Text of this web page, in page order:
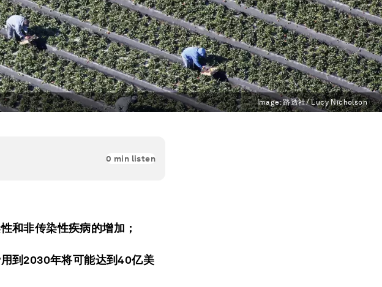
Image:路透社/ Lucy Nicholson
0 min listen
和非传染性疾病的增加；
到2030年将可能达到40亿美